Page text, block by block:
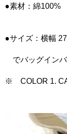
●素材：綿100%
●サイズ：横幅
でバッグインバ
※ COLOR 1.